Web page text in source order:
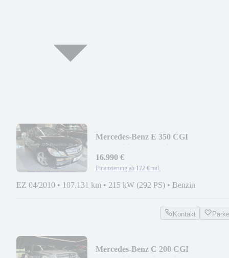
Mercedes-Benz E 350 CGI
16.990 €
Finanzierung ab 172 € mtl.
EZ 04/2010 • 107.131 km • 215 kW (292 PS) • Benzin
Kontakt
Mercedes-Benz C 200 CGI